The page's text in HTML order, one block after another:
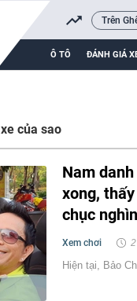
Trên
Ô TÔ ĐÁNH GIÁ
xe của sao
Nam
xong,
chục
Xem chơi
Hiện tại, Bảo